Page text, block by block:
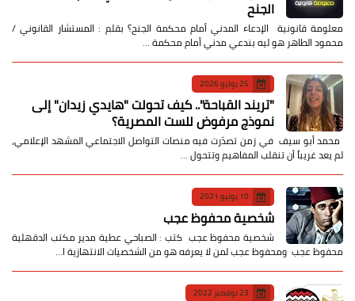
الجنح
معلومة قانونية الإدعاء المدني أمام محكمة الجنح؟ بقلم : المستشار القانوني /
محمود الطاهر هو ليه بندعي مدني أمام محكمة …
25 يوليو 2026
​"تريند القباحة".. كيف تحولت "هايدي زيدان" إلى
نموذج مرفوض للست المصرية؟
​ محمد أبو سيف ​في زمن تصدّرت فيه منصات التواصل الاجتماعي المشهد الإعلامي،
لم يعد غريباً أن تنقلب المفاهيم وتتحول …
10 يونيو 2021
شخصية محفوظ عجب
شخصية محفوظ عجب كتب : الصباحي عطية مدير مكتب الدقهلية
محفوظ عجب ومحفوظ عجب لمن لا يعرفه هو من الشخصيات الانتهازية ا…
23 نوفمبر 2022